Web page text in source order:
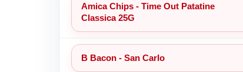
Amica Chips - Time Out Patatine
Classica 25G
B Bacon - San Carlo